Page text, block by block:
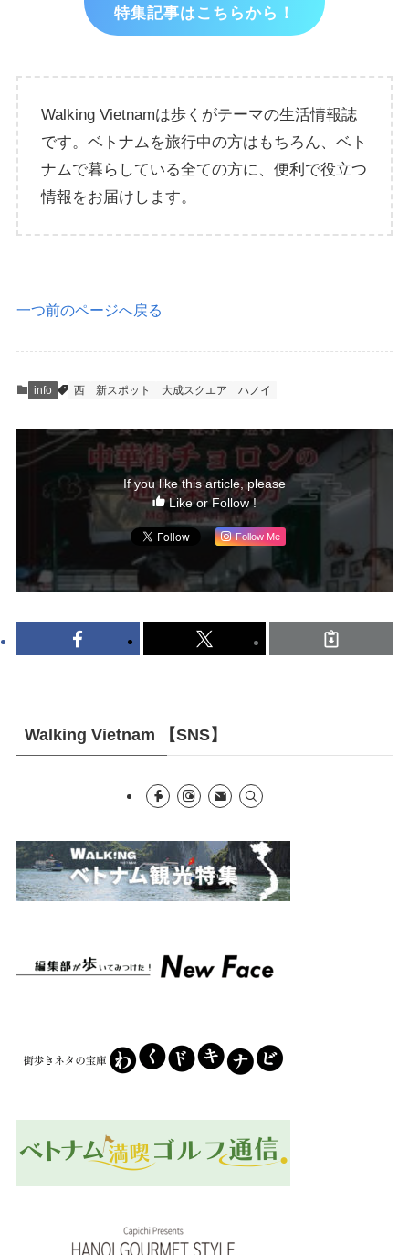
特集記事はこちらから！
Walking Vietnamは歩くがテーマの生活情報誌
です。ベトナムを旅行中の方はもちろん、ベト
ナムで暮らしている全ての方に、便利で役立つ
情報をお届けします。
一つ前のページへ戻る
info 西 新スポット 大成スクエア ハノイ
If you like this article, please
Like or Follow !
Follow Me
Walking Vietnam 【SNS】